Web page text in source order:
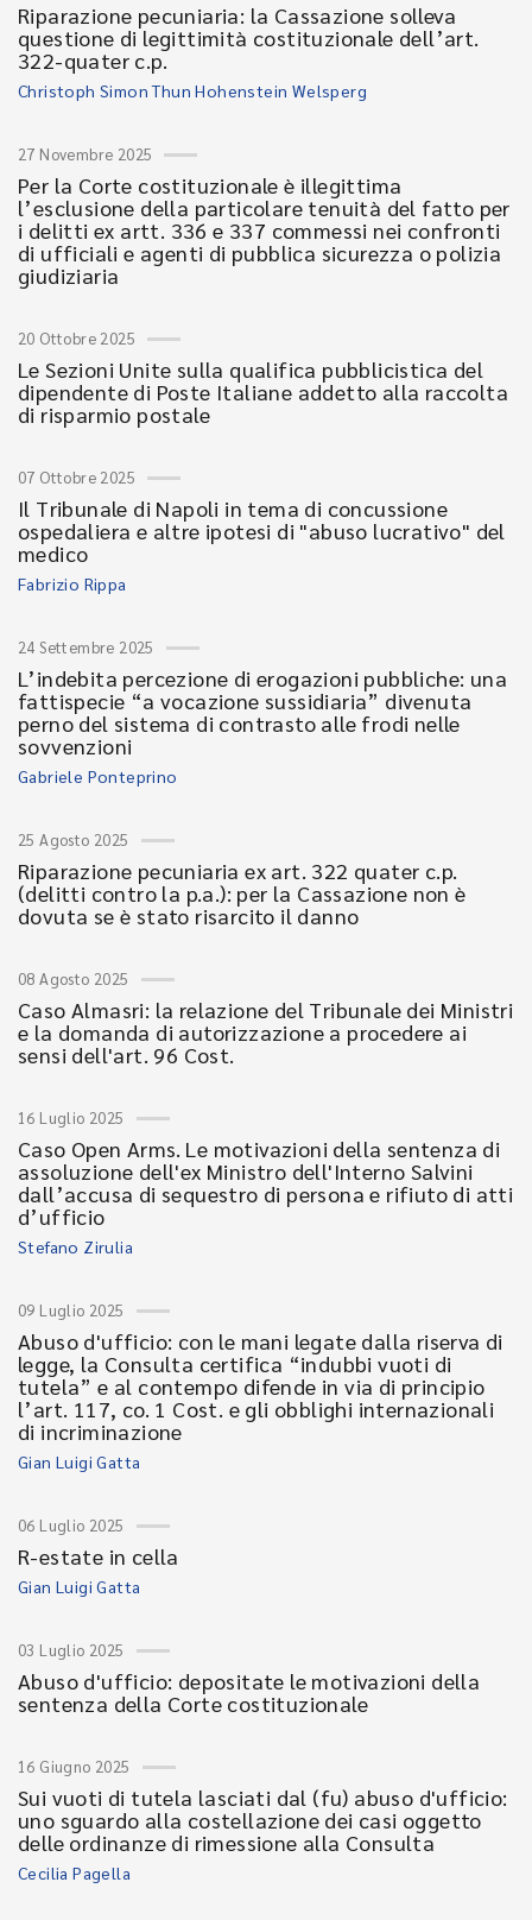
Riparazione pecuniaria: la Cassazione solleva
questione di legittimità costituzionale dell’art.
322-quater c.p.
Christoph Simon Thun Hohenstein Welsperg
27 Novembre 2025
Per la Corte costituzionale è illegittima
l’esclusione della particolare tenuità del fatto per
i delitti ex artt. 336 e 337 commessi nei confronti
di ufficiali e agenti di pubblica sicurezza o polizia
giudiziaria
20 Ottobre 2025
Le Sezioni Unite sulla qualifica pubblicistica del
dipendente di Poste Italiane addetto alla raccolta
di risparmio postale
07 Ottobre 2025
Il Tribunale di Napoli in tema di concussione
ospedaliera e altre ipotesi di "abuso lucrativo" del
medico
Fabrizio Rippa
24 Settembre 2025
L’indebita percezione di erogazioni pubbliche: una
fattispecie “a vocazione sussidiaria” divenuta
perno del sistema di contrasto alle frodi nelle
sovvenzioni
Gabriele Ponteprino
25 Agosto 2025
Riparazione pecuniaria ex art. 322 quater c.p.
(delitti contro la p.a.): per la Cassazione non è
dovuta se è stato risarcito il danno
08 Agosto 2025
Caso Almasri: la relazione del Tribunale dei Ministri
e la domanda di autorizzazione a procedere ai
sensi dell'art. 96 Cost.
16 Luglio 2025
Caso Open Arms. Le motivazioni della sentenza di
assoluzione dell'ex Ministro dell'Interno Salvini
dall’accusa di sequestro di persona e rifiuto di atti
d’ufficio
Stefano Zirulia
09 Luglio 2025
Abuso d'ufficio: con le mani legate dalla riserva di
legge, la Consulta certifica “indubbi vuoti di
tutela” e al contempo difende in via di principio
l’art. 117, co. 1 Cost. e gli obblighi internazionali
di incriminazione
Gian Luigi Gatta
06 Luglio 2025
R-estate in cella
Gian Luigi Gatta
03 Luglio 2025
Abuso d'ufficio: depositate le motivazioni della
sentenza della Corte costituzionale
16 Giugno 2025
Sui vuoti di tutela lasciati dal (fu) abuso d'ufficio:
uno sguardo alla costellazione dei casi oggetto
delle ordinanze di rimessione alla Consulta
Cecilia Pagella